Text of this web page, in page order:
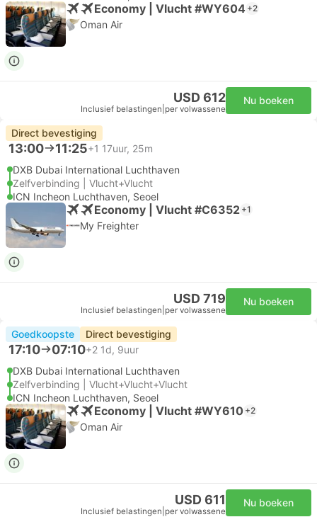
Economy | Vlucht #WY604 +2
Oman Air
USD 612
Inclusief belastingen per volwassene
Nu boeken
Direct bevestiging
13:00 11:25+1 17uur, 25m
DXB Dubai International Luchthaven
Zelfverbinding | Vlucht+Vlucht
ICN Incheon Luchthaven, Seoel
Economy | Vlucht #C6352 +1
My Freighter
USD 719
Inclusief belastingen per volwassene
Nu boeken
Goedkoopste Direct bevestiging
17:10 07:10+2 1d, 9uur
DXB Dubai International Luchthaven
Zelfverbinding | Vlucht+Vlucht+Vlucht
ICN Incheon Luchthaven, Seoel
Economy | Vlucht #WY610 +2
Oman Air
USD 611
Inclusief belastingen per volwassene
Nu boeken